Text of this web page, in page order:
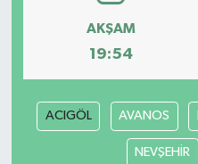
AKŞAM
19:54
ACIGÖL AVANOS
NEVŞEHİR